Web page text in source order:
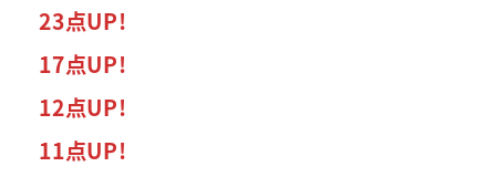
23点UP!
17点UP!
12点UP!
11点UP!